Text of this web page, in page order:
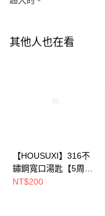
其他人也在看
【HOUSUXI】316不
鏽鋼寬口湯匙【5周年
慶↘三件75折】
NT$200